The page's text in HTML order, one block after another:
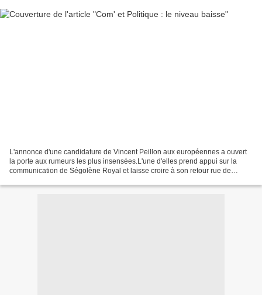
L'annonce d'une candidature de Vincent Peillon aux européennes a ouvert
la porte aux rumeurs les plus insensées.L'une d'elles prend appui sur la
communication de Ségolène Royal et laisse croire à son retour rue de